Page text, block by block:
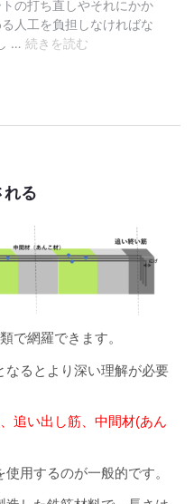
る
で網羅できます。
なるとより深い理解が必要
追い出し筋、中間材(あん
用するのが一般的です。